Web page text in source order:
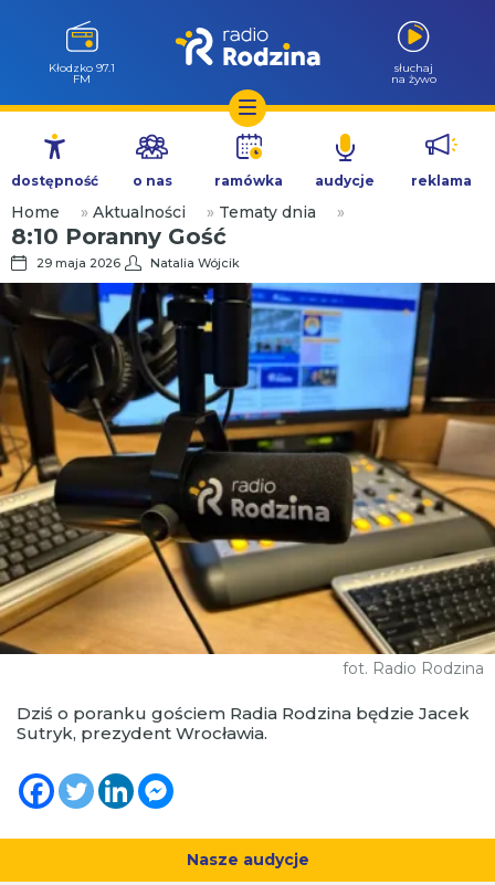
Przejdź
treści
Kłodzko 97.1
FM
słuchaj
na żywo
dostępność o nas ramówka audycje reklama
Home » Aktualności » Tematy dnia »
8:10 Poranny Gość
29 maja 2026 Natalia Wójcik
fot. Radio Rodzina
Dziś o poranku gościem Radia Rodzina będzie Jacek
Sutryk, prezydent Wrocławia.
Nasze audycje